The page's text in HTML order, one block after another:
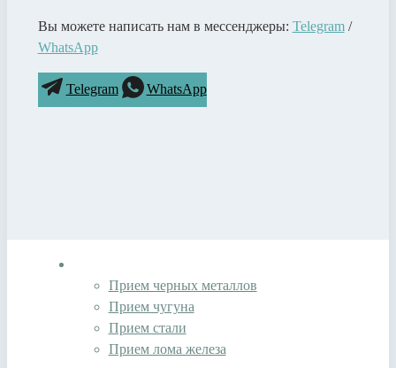
Вы можете написать нам в мессенджеры: Telegram/
WhatsApp
Telegram WhatsApp
Прием черных металлов
Прием чугуна
Прием стали
Прием лома железа